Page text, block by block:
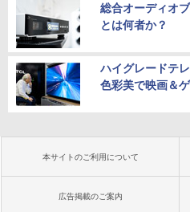
総合オーディオ
とは何者か？
ハイグレードテ
色彩美で映画＆
本サイトのご利用について
広告掲載のご案内